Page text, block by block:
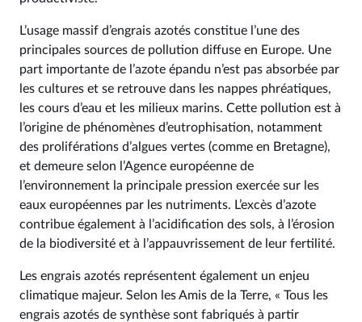
L’usage massif d’engrais azotés constitue l’une des
principales sources de pollution diffuse en Europe. Une
part importante de l’azote épandu n’est pas absorbée par
les cultures et se retrouve dans les nappes phréatiques,
les cours d’eau et les milieux marins. Cette pollution est à
l’origine de phénomènes d’eutrophisation, notamment
des proliférations d’algues vertes (comme en Bretagne),
et demeure selon l’Agence européenne de
l’environnement la principale pression exercée sur les
eaux européennes par les nutriments. L’excès d’azote
contribue également à l’acidification des sols, à l’érosion
de la biodiversité et à l’appauvrissement de leur fertilité.
Les engrais azotés représentent également un enjeu
climatique majeur. Selon les Amis de la Terre, « Tous les
engrais azotés de synthèse sont fabriqués à partir